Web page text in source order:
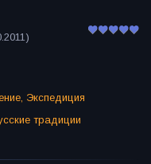
, Экспедиция
традиции